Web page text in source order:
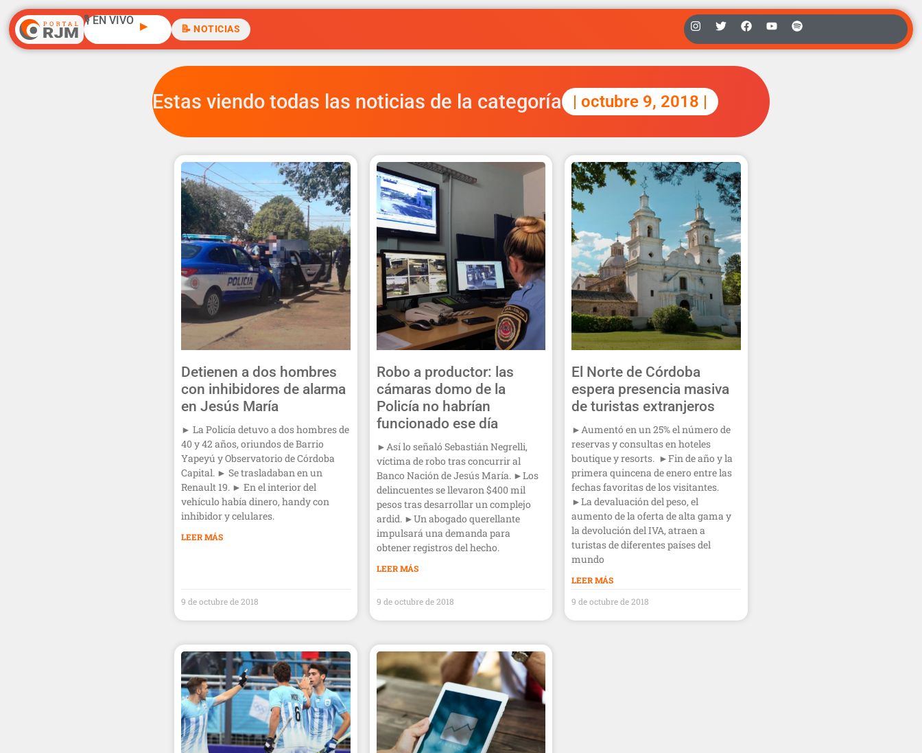
🎙️ EN VIVO ▶ 📝 NOTICIAS
Estas viendo todas las noticias de la categoría | octubre 9, 2018 |
Detienen a dos hombres
con inhibidores de alarma
en Jesús María
► La Policía detuvo a dos hombres de
40 y 42 años, oriundos de Barrio
Yapeyú y Observatorio de Córdoba
Capital. ► Se trasladaban en un
Renault 19. ► En el interior del
vehículo había dinero, handy con
inhibidor y celulares. ‬
LEER MÁS
9 de octubre de 2018
Robo a productor: las
cámaras domo de la
Policía no habrían
funcionado ese día
►Así lo señaló Sebastián Negrelli,
víctima de robo tras concurrir al
Banco Nación de Jesús María. ►Los
delincuentes se llevaron $400 mil
pesos tras desarrollar un complejo
ardid. ►Un abogado querellante
impulsará una demanda para
obtener registros del hecho.
LEER MÁS
9 de octubre de 2018
El Norte de Córdoba
espera presencia masiva
de turistas extranjeros
►Aumentó en un 25% el número de
reservas y consultas en hoteles
boutique y resorts. ►Fin de año y la
primera quincena de enero entre las
fechas favoritas de los visitantes.
►La devaluación del peso, el
aumento de la oferta de alta gama y
la devolución del IVA, atraen a
turistas de diferentes países del
mundo
LEER MÁS
9 de octubre de 2018